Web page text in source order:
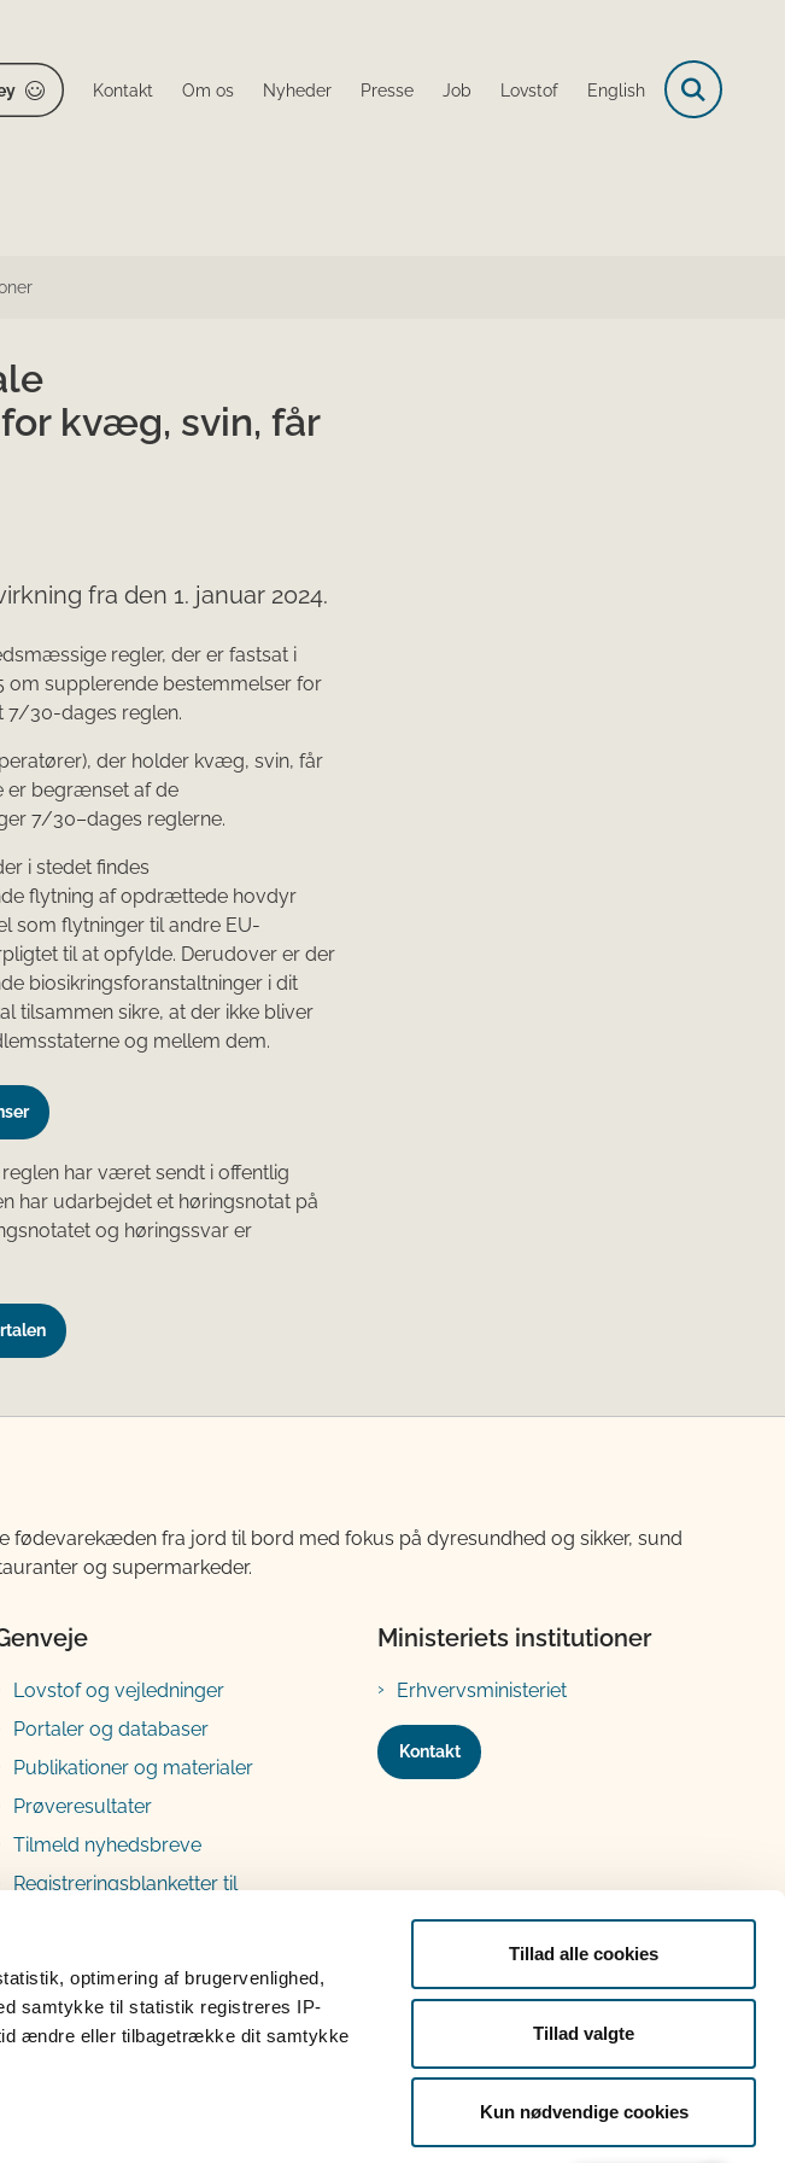
optimering af brugervenlighed,
samtykke til statistik registreres IP-
ændre eller tilbagetrække dit samtykke
Tillad alle cookies
Tillad valgte
Kun nødvendige cookies
Kontakt Om os Nyheder Presse Job Lovstof English
kvæg, svin, får
fra den 1. januar 2024.
regler, der er fastsat i
om supplerende bestemmelser for
30-dages reglen.
der holder kvæg, svin, får
er begrænset af de
7/30–dages reglerne.
i stedet findes
flytning af opdrættede hovdyr
som flytninger til andre EU-
til at opfylde. Derudover er der
biosikringsforanstaltninger i dit
tilsammen sikre, at der ikke bliver
og mellem dem.
har været sendt i offentlig
har udarbejdet et høringsnotat på
og høringssvar er
fødevarekæden fra jord til bord med fokus på dyresundhed og sikker, sund
og supermarkeder.
Lovstof og vejledninger
Portaler og databaser
Publikationer og materialer
Prøveresultater
Tilmeld nyhedsbreve
Registreringsblanketter til
Ministeriets institutioner
Erhvervsministeriet
Kontakt